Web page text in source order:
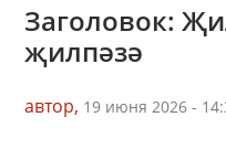
Заголовок:
җилпәзә
автор, 19 июня 2026 -